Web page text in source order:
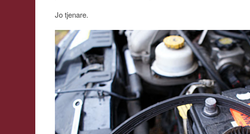
Jo tjenare.